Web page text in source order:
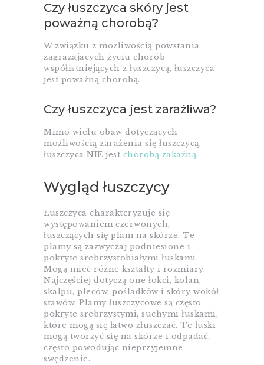
Czy łuszczyca skóry jest
poważną chorobą?
W związku z możliwością powstania
zagrażajacych życiu chorób
współistniejących z łuszczycą, łuszczyca
jest poważną chorobą.
Czy łuszczyca jest zaraźliwa?
Mimo wielu obaw dotyczących
możliwością zarażenia się łuszczycą,
łuszczyca NIE jest chorobą zakaźną.
Wygląd łuszczycy
Łuszczyca charakteryzuje się
występowaniem czerwonych,
łuszczących się plam na skórze. Te
plamy są zazwyczaj podniesione i
pokryte srebrzystobiałymi łuskami.
Mogą mieć różne kształty i rozmiary.
Najczęściej dotyczą one łokci, kolan,
skalpu, pleców, pośladków i skóry wokół
stawów. Plamy łuszczycowe są często
pokryte srebrzystymi, suchymi łuskami,
które mogą się łatwo złuszczać. Te łuski
mogą tworzyć się na skórze i odpadać,
często powodując nieprzyjemne
swędzenie.